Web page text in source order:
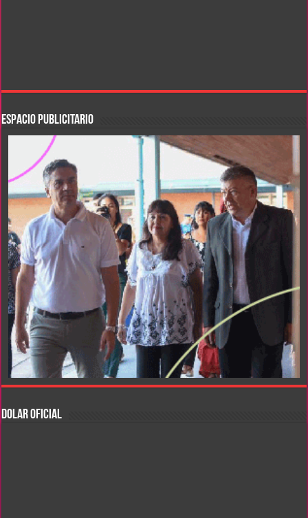
ESPACIO PUBLICITARIO
DOLAR OFICIAL